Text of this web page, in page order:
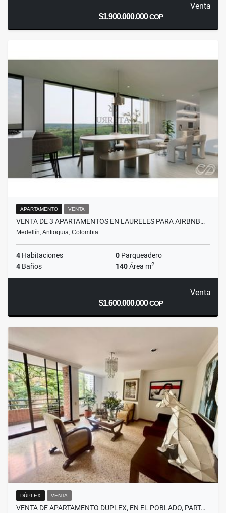
Venta
$1.900.000.000COP
APARTAMENTO VENTA
VENTA DE 3 APARTAMENTOS EN LAURELES PARA AIRBNB…
Medellín, Antioquia, Colombia
4 Habitaciones 0 Parqueadero
4 Baños 140Área m2
Venta
$1.600.000.000COP
DÚPLEX VENTA
VENTA DE APARTAMENTO DUPLEX, EN EL POBLADO, PART…